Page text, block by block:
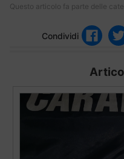
Questo articolo fa parte delle
Condividi